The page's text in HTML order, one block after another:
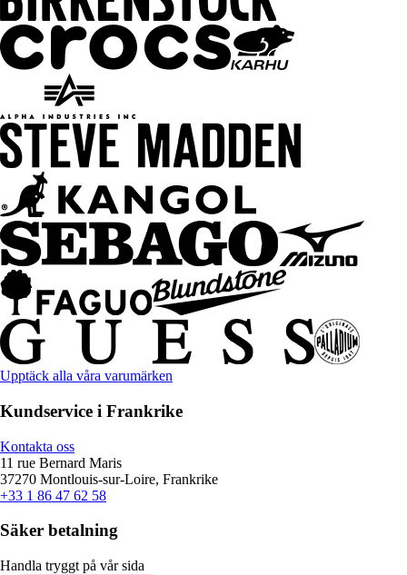
Upptäck alla våra varumärken
Kundservice i Frankrike
Kontakta oss
11 rue Bernard Maris
37270 Montlouis-sur-Loire, Frankrike
+33 1 86 47 62 58
Säker betalning
Handla tryggt på vår sida